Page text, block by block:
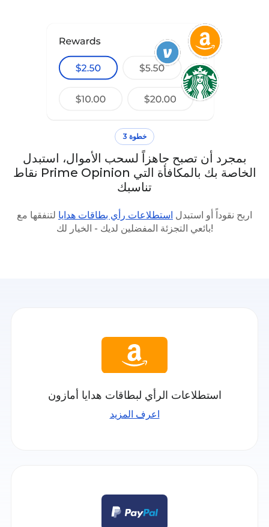
خطوة 3
بمجرد أن تصبح جاهزاً لسحب الأموال، استبدل
نقاط Prime Opinion الخاصة بك بالمكافأة التي
تناسبك
اربح نقوداً أو استبدل استطلاعات رأي بطاقات هدايا لتنفقها مع
بائعي التجزئة المفضلين لديك - الخيار لك!
استطلاعات الرأي لبطاقات هدايا أمازون
اعرف المزيد